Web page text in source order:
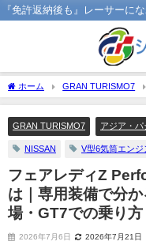
『免許返納後も』レーサーに
ホーム GRAN TURISMO7
は｜専用装備で分かるグレードの
GRAN TURISMO7 アジア・
NISSAN V型6気筒エンジ
フェアレディZ
は｜専用装備で分
場・GT7での乗り方
2026年7月6日 2026年7月21日